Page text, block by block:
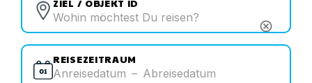
ZIEL / OBJEKT ID
cancel
REISEZEITRAUM
Anreisedatum – Abreisedatum